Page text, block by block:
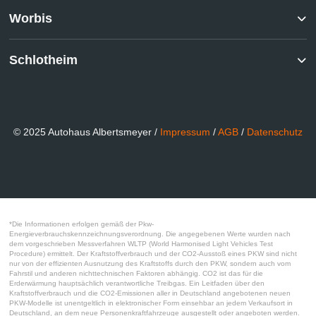
Worbis
Schlotheim
© 2025 Autohaus Albertsmeyer / Impressum /AGB/ Datenschutz
*Die Informationen erfolgen gemäß der Pkw-
Energieverbrauchskennzeichnungsverordnung. Die angegebenen Werte wurden nach
dem vorgeschrieben Messverfahren WLTP (World Harmonised Light Vehicles Test
Procedure) ermittelt. Der Kraftstoffverbrauch und der CO2-Ausstoß eines PKW sind nicht
nur von der effizienten Ausnutzung des Kraftstoffs durch den PKW, sondern auch vom
Fahrstil und anderen nichttechnischen Faktoren abhängig. CO2 ist das für die
Erderwärmung hauptsächlich verantwortliche Treibgas. Ein Leitfaden über den
Kraftstoffverbrauch und die CO2-Emissionen aller in Deutschland angebotenen neuen
PKW-Modelle ist unentgeltlich in elektronischer Form einsehbar an jedem Verkaufsort in
Deutschland, an dem neue Personenkraftfahrzeuge ausgestellt oder angeboten werden.